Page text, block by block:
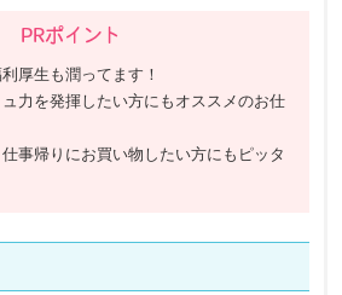
PRポイント
厚生も潤ってます！
力を発揮したい方にもオススメのお仕
事帰りにお買い物したい方にもピッタ